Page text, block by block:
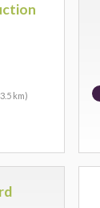
km)